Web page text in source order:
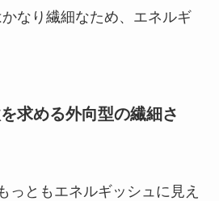
なり繊細なため、エネルギ
求める外向型の繊細さ
っともエネルギッシュに見え